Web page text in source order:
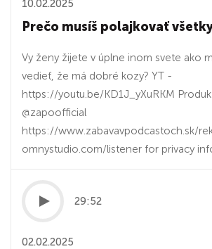
10.02.2025
Prečo musíš polajkovať
Vy ženy žijete v úplne inom svete ako
vedieť, že má dobré kozy? YT -
https://youtu.be/KD1J_yXuRKM
@zapoofficial
https://www.zabavavpodcastoch.sk/
omnystudio.com/listener for privacy
29:52
02.02.2025